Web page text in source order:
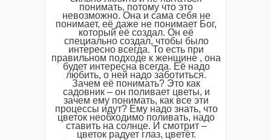
понимать, потому что это
невозможно. Она и сама себя не
понимает, её даже не понимает Бог,
который её создал. Он её
специально создал, чтобы было
интересно всегда. То есть при
правильном подходе к женщине , она
будет интересна всегда. Её надо
любить, о ней надо заботиться.
Зачем её понимать? Это как
садовник – он поливает цветы, и
зачем ему понимать, как все эти
процессы идут? Ему надо знать, что
цветок необходимо поливать, надо
ставить на солнце. И смотрит –
цветок радует глаз, цветёт.